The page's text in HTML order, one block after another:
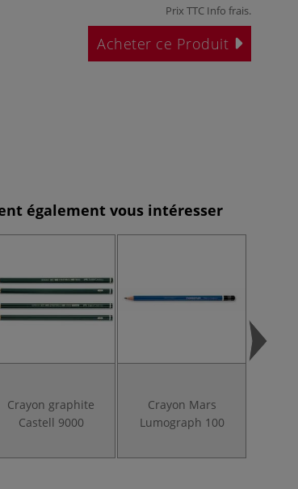
Prix TTC Info frais.
Acheter ce Produit
également vous intéresser
Crayon graphite
Castell 9000
Crayon Mars
Lumograph 100